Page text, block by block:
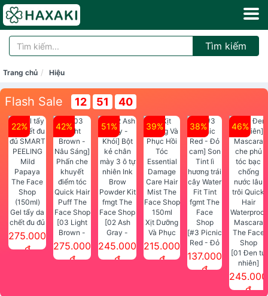
Tìm kiếm
Trang chủ Hiệu
Flash Sale 12 51 39
22%
Gel tẩy da
chết đu đủ
SMART
PEELING
275.000
đ
42%
[03 Light
Brown -
Nâu Sáng]
Phấn che
275.000
đ
51%
[02 Ash
Gray -
Khói] Bột
kẻ chân
245.000
đ
39%
Xịt Dưỡng
Và Phục
Hồi Tóc
Essential
215.000
đ
38%
[#3 Picnic
Red - Đỏ
cam] Son
137.000
đ
46%
[01 Đen tự
nhiên]
Mascara
che phủ
245.000
đ